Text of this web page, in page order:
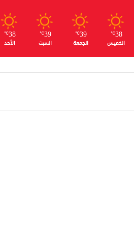
38
℃
الخميس
39
℃
الجمعة
39
℃
السبت
38
℃
الأحد